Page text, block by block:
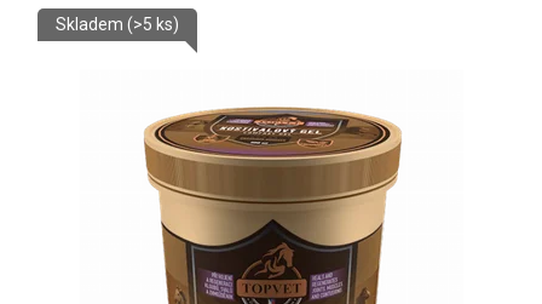
Skladem (>5 ks)